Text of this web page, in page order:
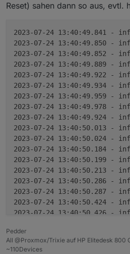
Reset) sahen dann so aus, evtl.
2023-07-24 13:40:49.841 -
2023-07-24 13:40:49.850 -
2023-07-24 13:40:49.852 -
2023-07-24 13:40:49.889 -
2023-07-24 13:40:49.922 -
2023-07-24 13:40:49.934 -
2023-07-24 13:40:49.959 -
2023-07-24 13:40:49.978 -
2023-07-24 13:40:49.924 -
2023-07-24 13:40:50.013 -
2023-07-24 13:40:50.024 -
2023-07-24 13:40:50.184 -
2023-07-24 13:40:50.199 -
2023-07-24 13:40:50.213 -
2023-07-24 13:40:50.286 -
2023-07-24 13:40:50.287 -
2023-07-24 13:40:50.424 -
2023-07-24 13:40:50.426 -
2023-07-24 13:40:51.425 -
2023-07-24 13:40:55.008 -
Pedder
All @Proxmox/Trixie auf HP Elitedesk 800
~110Devices